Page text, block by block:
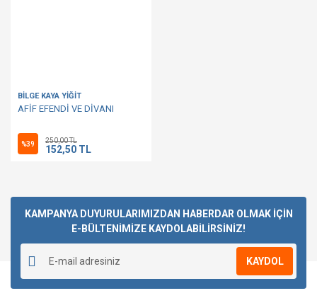
BİLGE KAYA YİĞİT
AFİF EFENDİ VE DİVANI
%39 250,00 TL
152,50 TL
KAMPANYA DUYURULARIMIZDAN HABERDAR OLMAK İÇİN
E-BÜLTENİMİZE KAYDOLABİLİRSİNİZ!
KAYDOL